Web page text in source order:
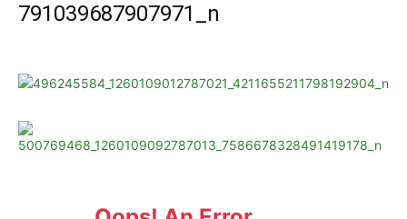
791039687907971_n